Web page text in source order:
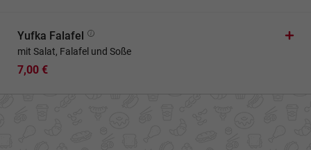
Yufka Falafel
mit Salat, Falafel und Soße
7,00 €